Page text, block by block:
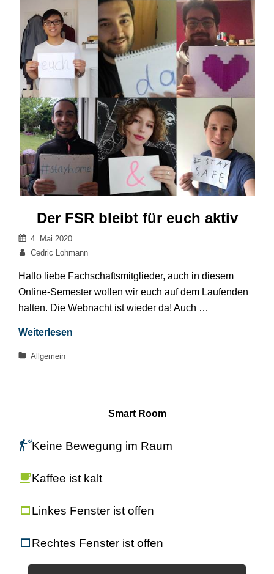
Der FSR bleibt für euch aktiv
Veröffentlicht
am
4. Mai 2020
Von
Cedric Lohmann
Hallo liebe Fachschaftsmitglieder, auch in diesem
Online-Semester wollen wir euch auf dem Laufenden
halten. Die Webnacht ist wieder da! Auch …
Weiterlesen
Kategorien
Allgemein
Smart Room
Keine Bewegung im Raum
Kaffee ist kalt
Linkes Fenster ist offen
Rechtes Fenster ist offen